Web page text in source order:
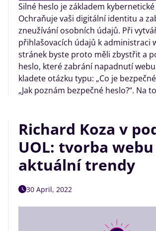
Silné heslo je základem
Ochraňuje vaši digitální identitu a
zneužívání osobních údajů. Při
přihlašovacích údajů k administraci
stránek byste proto měli zbystřit a
heslo, které zabrání napadnutí
kladete otázku typu: „Co je
„Jak poznám bezpečné heslo?“. Na
Richard Koza v
UOL: tvorba webu
aktuální trendy
30 April, 2022